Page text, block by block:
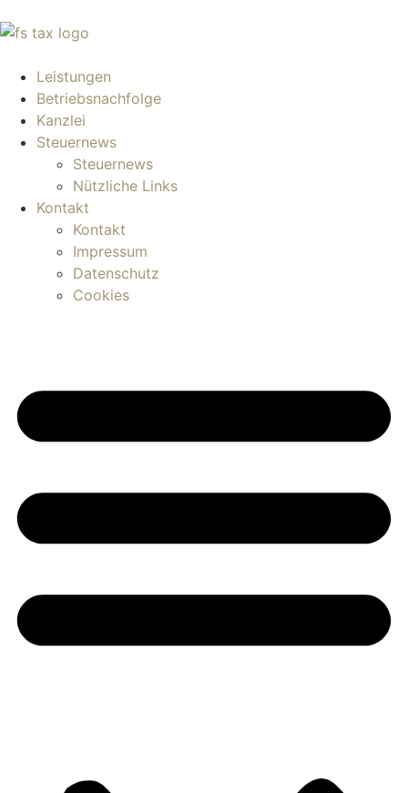
Leistungen
Betriebsnachfolge
Kanzlei
Steuernews
Steuernews
Nützliche Links
Kontakt
Kontakt
Impressum
Datenschutz
Cookies